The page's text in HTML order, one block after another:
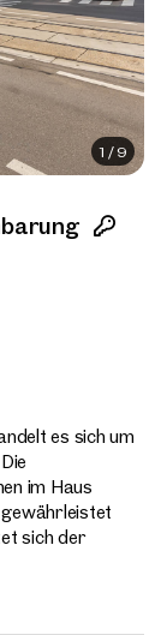
1 /9
es sich um
im Haus
sich der
wählen
(optional)
Adresse